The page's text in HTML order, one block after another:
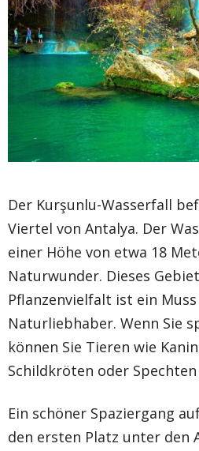
Der Kurşunlu-Wasserfall
Viertel von Antalya. Der
einer Höhe von etwa 18
Naturwunder. Dieses
Pflanzenvielfalt ist ein
Naturliebhaber. Wenn Sie
können Sie Tieren wie
Schildkröten oder
Ein schöner Spaziergang
den ersten Platz unter den